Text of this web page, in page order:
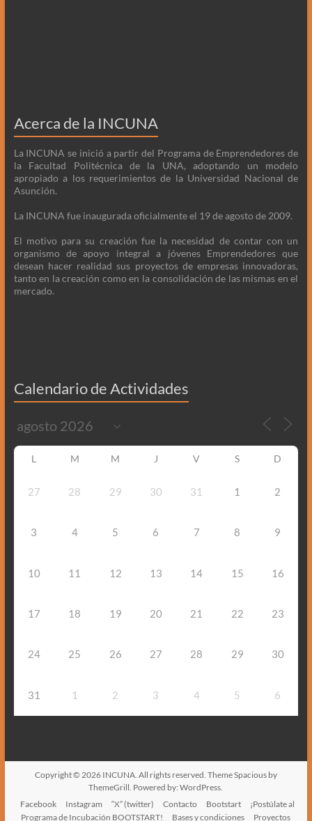
Acerca de la INCUNA
La INCUNA se inició a partir del Programa de Emprendedores de
la Facultad Politécnica de la UNA, adoptando un modelo
apropiado a los requerimientos de la Universidad Nacional de
Asunción.
La INCUNA fue inaugurada oficialmente el 19 de agosto de 2009.
El motivo para su creación fue la necesidad de contar con un
organismo de apoyo integral a jóvenes Emprendedores que
desean hacer realidad sus proyectos de empresas innovadoras,
tanto en la creación como en la consolidación de las mismas en el
mercado.
Calendario de Actividades
L M M J V S D
27 28 29 30 31 1 2
3 4 5 6 7 8 9
10 11 12 13 14 15 16
17 18 19 20 21 22 23
24 25 26 27 28 29 30
31 1 2 3 4 5 6
Copyright © 2026 INCUNA. All rights reserved. ThemeSpaciousby
ThemeGrill. Powered by:WordPress
Facebook
Instagram “X” (twitter) Contacto Bootstart
¡Postúlate al
Programa de Incubación BOOTSTART!
Bases y condiciones Proyectos